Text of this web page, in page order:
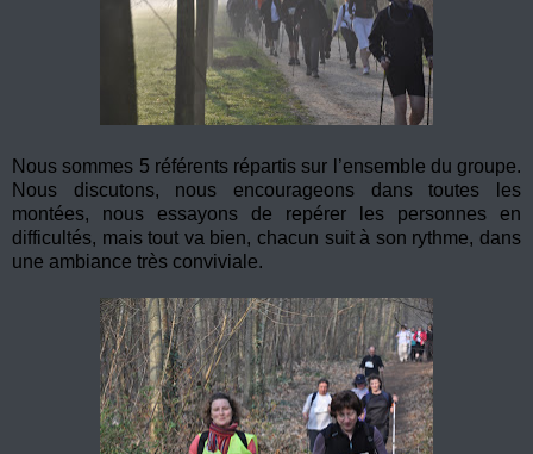
Nous sommes 5 référents répartis sur l’ensemble du groupe.
Nous discutons, nous encourageons dans toutes les
montées, nous essayons de repérer les personnes en
difficultés, mais tout va bien, chacun suit à son rythme, dans
une ambiance très conviviale.